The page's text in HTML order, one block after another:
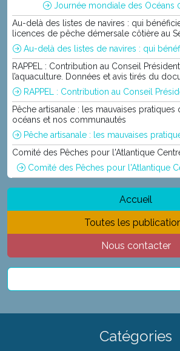
Journée mondiale des Océans
Au-delà des listes de navires : qui
licences de pêche démersale côtière au
Au-delà des listes de navires : qui bénéficie réellement des licences de
RAPPEL : Contribution au Conseil
l’aquaculture. Données et avis tirés du
RAPPEL : Contribution au Conseil Présidentiel sur la pêche et l’aquaculture.
Pêche artisanale : les mauvaises
océans et nos communautés
Pêche artisanale : les mauvaises pratiques qui menacent nos
Comité des Pêches pour l'Atlantique
Comité des Pêches pour l'Atlantique
Accueil
Toutes les
Nous contacter
Catégories